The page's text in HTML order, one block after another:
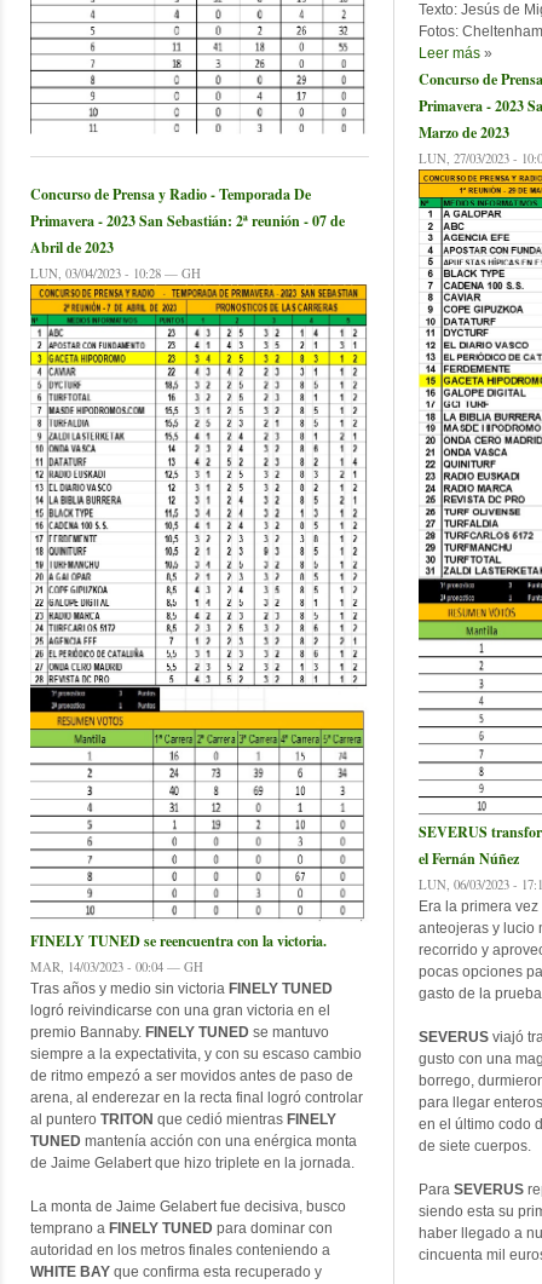
Concurso de Prensa y Radio - Temporada De
Primavera - 2023 San Sebastián: 2ª reunión - 07 de
Abril de 2023
LUN, 03/04/2023 - 10:28 — GH
FINELY TUNED se reencuentra con la victoria.
MAR, 14/03/2023 - 00:04 — GH
Tras años y medio sin victoria FINELY TUNED
logró reivindicarse con una gran victoria en el
premio Bannaby. FINELY TUNED se mantuvo
siempre a la expectativita, y con su escaso cambio
de ritmo empezó a ser movidos antes de paso de
arena, al enderezar en la recta final logró controlar
al puntero TRITON que cedió mientras FINELY
TUNED mantenía acción con una enérgica monta
de Jaime Gelabert que hizo triplete en la jornada.
La monta de Jaime Gelabert fue decisiva, busco
temprano a FINELY TUNED para dominar con
autoridad en los metros finales conteniendo a
WHITE BAY que confirma esta recuperado y
Texto: Jesús de
Fotos:
Leer más »
Concurso de
Primavera - 2023
Marzo de 2023
LUN, 27/03/2023 -
SEVERUS
el Fernán Núñez
LUN, 06/03/2023 -
Era la primera
anteojeras y lucio
recorrido y
pocas opciones
gasto de la
SEVERUS viajó
gusto con una
borrego,
para llegar
en el último codo
de siete cuerpos.
Para SEVERUS
siendo esta su
haber llegado a
cincuenta mil